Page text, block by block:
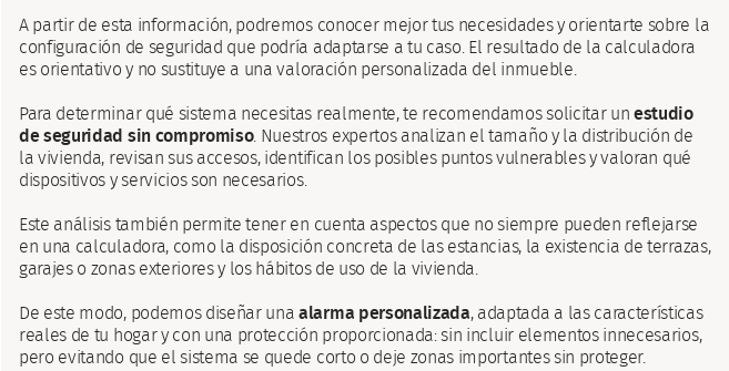
A partir de esta información, podremos conocer mejor tus necesidades y orientarte sobre la
configuración de seguridad que podría adaptarse a tu caso. El resultado de la calculadora
es orientativo y no sustituye a una valoración personalizada del inmueble.
Para determinar qué sistema necesitas realmente, te recomendamos solicitar unestudio
de seguridad sin compromiso. Nuestros expertos analizan el tamaño y la distribución de
la vivienda, revisan sus accesos, identifican los posibles puntos vulnerables y valoran qué
dispositivos y servicios son necesarios.
Este análisis también permite tener en cuenta aspectos que no siempre pueden reflejarse
en una calculadora, como la disposición concreta de las estancias, la existencia de terrazas,
garajes o zonas exteriores y los hábitos de uso de la vivienda.
De este modo, podemos diseñar unaalarma personalizada, adaptada a las características
reales de tu hogar y con una protección proporcionada: sin incluir elementos innecesarios,
pero evitando que el sistema se quede corto o deje zonas importantes sin proteger.